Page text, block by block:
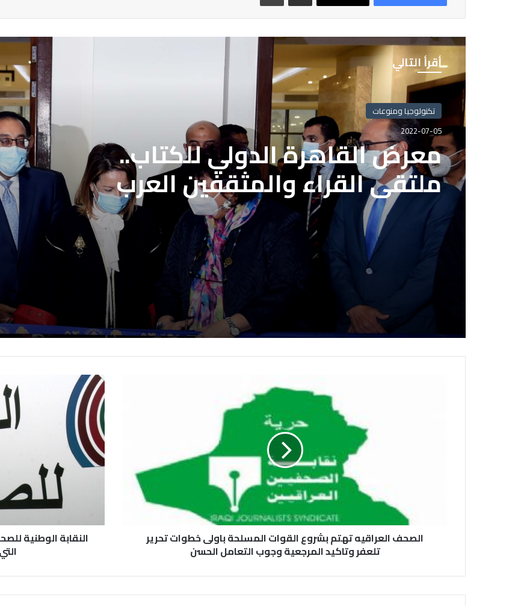
أقرأ التالي
تكنولوجيا ومنوعات
2022-07-05
معرض القاهرة الدولي للكتاب..
ملتقى القراء والمثقفين العرب
الصحف العراقيه تهتم بشروع القوات المسلحة باولى خطوات تحرير
تلعفر وتاكيد المرجعية وجوب التعامل الحسن
النقابة الوطنية